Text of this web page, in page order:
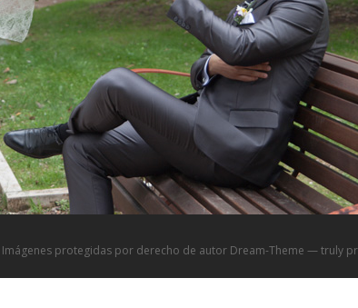
Imágenes protegidas por derecho de autor Dream-Theme — truly